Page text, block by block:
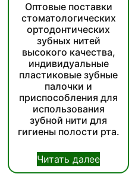
Оптовые поставки
стоматологических
ортодонтических
зубных нитей
высокого качества,
индивидуальные
пластиковые зубные
палочки и
приспособления для
использования
зубной нити для
гигиены полости рта.
Читать далее